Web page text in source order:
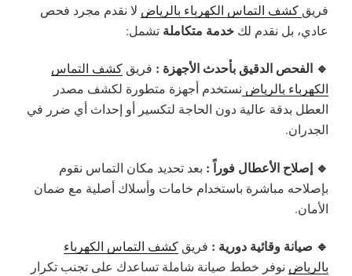
فريق كشف التماس الكهرباء بالرياض لا نقدم مجرد فحص
عادي، بل نقدم لك خدمة متكاملة تشمل:
🔹 الفحص الدقيق بأحدث الأجهزة : فريق كشف التماس
الكهرباء بالرياض نستخدم أجهزة متطورة لكشف مصدر
العطل بدقة عالية دون الحاجة لتكسير أو إحداث أي ضرر في
الجدران.
🔹 إصلاح الأعطال فوراً : بعد تحديد مكان التماس نقوم
بإصلاحه مباشرة باستخدام خامات وأسلاك أصلية مع ضمان
الأمان.
🔹 صيانة وقائية دورية : فريق كشف التماس الكهرباء
بالرياض نوفر خطط صيانة شاملة تساعدك على تجنب تكرار